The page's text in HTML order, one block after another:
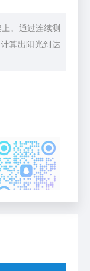
。通过连续测
算出阳光到达